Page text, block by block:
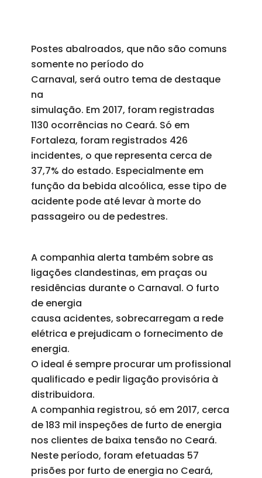
Postes abalroados, que não são comuns
somente no período do
Carnaval, será outro tema de destaque
na
simulação. Em 2017, foram registradas
1130 ocorrências no Ceará. Só em
Fortaleza, foram registrados 426
incidentes, o que representa cerca de
37,7% do estado. Especialmente em
função da bebida alcoólica, esse tipo de
acidente pode até levar à morte do
passageiro ou de pedestres.
A companhia alerta também sobre as
ligações clandestinas, em praças ou
residências durante o Carnaval. O furto
de energia
causa acidentes, sobrecarregam a rede
elétrica e prejudicam o fornecimento de
energia.
O ideal é sempre procurar um profissional
qualificado e pedir ligação provisória à
distribuidora.
A companhia registrou, só em 2017, cerca
de 183 mil inspeções de furto de energia
nos clientes de baixa tensão no Ceará.
Neste período, foram efetuadas 57
prisões por furto de energia no Ceará,